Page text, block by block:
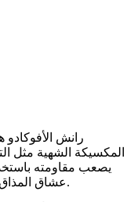
رانش
المكسيكة الشهية مثل
يصعب مقاومته
عشاق المذاق المسكيكي الأصلي من خلال هذه الوصفة.